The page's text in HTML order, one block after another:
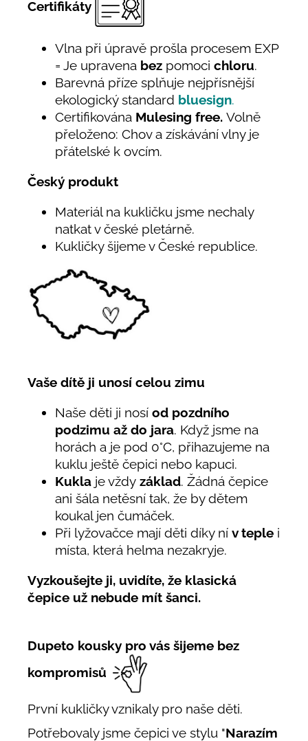
Certifikáty
Vlna při úpravě prošla procesem EXP
= Je upravena bez pomoci chloru.
Barevná příze splňuje nejpřísnější
ekologický standard bluesign.
Certifikována Mulesing free. Volně
přeloženo: Chov a získávání vlny je
přátelské k ovcím.
Český produkt
Materiál na kukličku jsme nechaly
natkat v české pletárně.
Kukličky šijeme v České republice.
Vaše dítě ji unosí celou zimu
Naše děti ji nosí od pozdního
podzimu až do jara. Když jsme na
horách a je pod 0°C, přihazujeme na
kuklu ještě čepici nebo kapuci.
Kukla je vždy základ. Žádná čepice
ani šála netěsní tak, že by dětem
koukal jen čumáček.
Při lyžovačce mají děti díky ní v teple i
místa, která helma nezakryje.
Vyzkoušejte ji, uvidíte, že klasická
čepice už nebude mít šanci.
Dupeto kousky pro vás šijeme bez
kompromisů
První kukličky vznikaly pro naše děti.
Potřebovaly jsme čepici ve stylu "Narazím